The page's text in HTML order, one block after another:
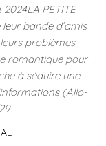
PETITE
bande d’amis
problèmes
romantique pour
à séduire une
(Allo-